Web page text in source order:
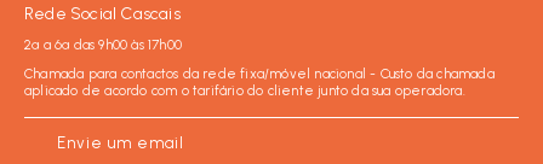
Rede Social Cascais
2ª a 6ª das 9h00 às 17h00
Chamada para contactos da rede fixa/móvel nacional - Custo da chamada
aplicado de acordo com o tarifário do cliente junto da sua operadora.
Envie um email